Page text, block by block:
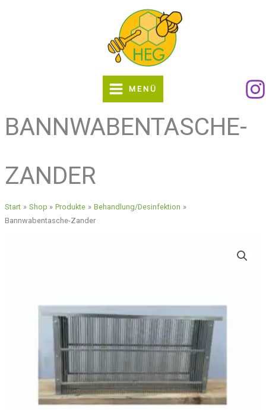
MENÜ
BANNWABENTASCHE-
ZANDER
Start Shop Produkte
Behandlung/Desinfektion
Bannwabentasche-Zander